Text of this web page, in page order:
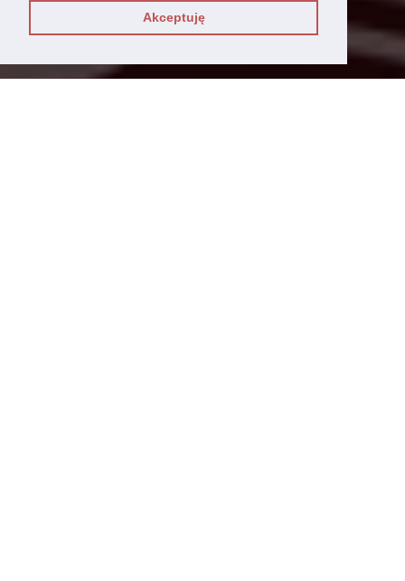
Akceptuję